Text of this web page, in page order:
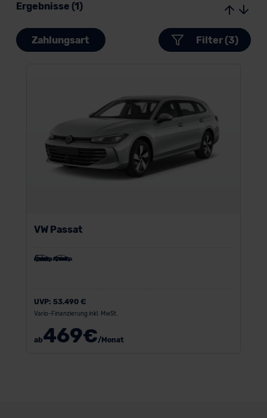
Ergebnisse (1)
Zahlungsart Filter (3)
VW Passat
UVP: 53.490 €
Vario-Finanzierung inkl. MwSt.
ab469€/Monat